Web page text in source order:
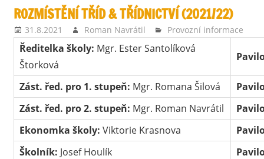
ROZMÍSTĚNÍ TŘÍD & TŘÍDNICTVÍ (2021/22)
31.8.2021 Roman Navrátil Provozní informace
Ředitelka školy: Mgr. Ester Santolíková
Štorková
Zást. řed. pro 1. stupeň: Mgr. Romana Šilová
Zást. řed. pro 2. stupeň: Mgr. Roman Navrátil
Ekonomka školy: Viktorie Krasnova
Školník: Josef Houlík